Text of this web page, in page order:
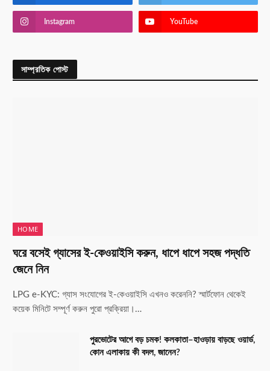
Instagram YouTube
সাম্প্রতিক পোস্ট
HOME
ঘরে বসেই গ্যাসের ই-কেওয়াইসি করুন, ধাপে ধাপে সহজ পদ্ধতি
জেনে নিন
LPG e-KYC: গ্যাস সংযোগের ই-কেওয়াইসি এখনও করেননি? স্মার্টফোন থেকেই
কয়েক মিনিটে সম্পূর্ণ করুন পুরো প্রক্রিয়া।…
পুরভোটের আগে বড় চমক! কলকাতা–হাওড়ায় বাড়ছে ওয়ার্ড,
কোন এলাকায় কী বদল, জানেন?